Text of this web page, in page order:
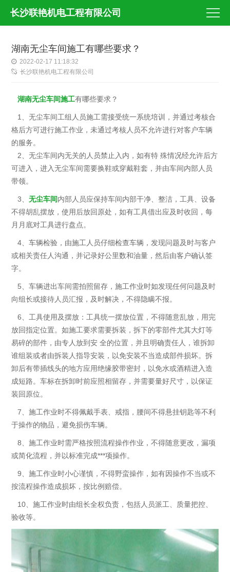
长沙联艳机电工程有限公司
湖南无尘车间施工有哪些要求？
2022-02-17 11:18:32
长沙联艳机电工程有限公司
湖南无尘车间施工有哪些要求？
1、无尘车间工组人员施工需接受统一系统培训，并通过考核合
格后方可进行施工作业，未通过考核人员不允许进行对客户车辆
的服务。
2、无尘车间内无关的人员禁止入内，如有特 殊情况经允许后方
可进入，进入无尘车间需要换鞋或穿戴鞋套，并由车间内部人员
带领。
3、无尘车间内部人员应保持车间内部干净、整洁，工具、设备
不得胡乱摆放，使用后放回原处，如有工具借出应及时收回，每
月月底对工具进行盘点。
4、车辆检验，由施工人员仔细检查车辆，发现问题及时与客户
或相关责任人沟通，并记录好公里数和油量，然后由客户确认签
字。
5、车辆进出车间需拍照留存，施工作业时如发现任何问题及时
向组长或接待人员汇报，及时解决，不得隐瞒不报。
6、工具使用及摆放：工具统一摆放位置，不得随意乱放，用完
放回指定位置。如施工要求需要拆装，拆下的零部件尤其大灯等
易碎的部件，由专人放到安 全的位置，并且明确责任人，谁拆卸
谁组装或者由拆装人指导安装，以免安装不当造成部件损坏。拆
卸后有带插线头的地方应用绝缘胶带密封，以免水或酒精进入造
成短路。车标在拆卸时前应照相留存，并需要量好尺寸，以保证
装回原位。
7、施工作业时不得佩戴手表、戒指，腰间不得悬挂钥匙等不利
于操作的物品，避免损伤车辆。
8、施工作业时需严格按照流程操作作业，不得随意更改，漏项
或简化流程，并以标准完成***项操作。
9、施工作业时小心谨慎，不得野蛮操作，如有因操作不当或不
按流程操作造成损坏，按比例赔偿。
10、施工作业时由组长全权负责，包括人员派工、质量把控、
验收等。